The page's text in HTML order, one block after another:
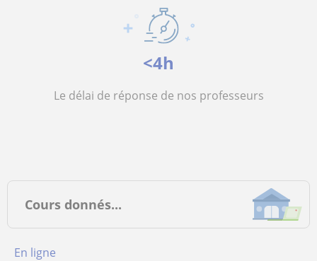
<4h
Le délai de réponse de nos professeurs
Cours donnés...
en ligne